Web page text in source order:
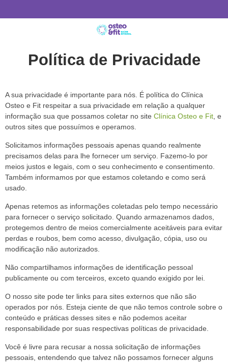
Política de Privacidade
A sua privacidade é importante para nós. É política do Clínica
Osteo e Fit respeitar a sua privacidade em relação a qualquer
informação sua que possamos coletar no site Clínica Osteo e Fit , e
outros sites que possuímos e operamos.
Solicitamos informações pessoais apenas quando realmente
precisamos delas para lhe fornecer um serviço. Fazemo-lo por
meios justos e legais, com o seu conhecimento e consentimento.
Também informamos por que estamos coletando e como será
usado.
Apenas retemos as informações coletadas pelo tempo necessário
para fornecer o serviço solicitado. Quando armazenamos dados,
protegemos dentro de meios comercialmente aceitáveis para evitar
perdas e roubos, bem como acesso, divulgação, cópia, uso ou
modificação não autorizados.
Não compartilhamos informações de identificação pessoal
publicamente ou com terceiros, exceto quando exigido por lei.
O nosso site pode ter links para sites externos que não são
operados por nós. Esteja ciente de que não temos controle sobre o
conteúdo e práticas desses sites e não podemos aceitar
responsabilidade por suas respectivas políticas de privacidade
Você é livre para recusar a nossa solicitação de informações
pessoais, entendendo que talvez não possamos fornecer alguns